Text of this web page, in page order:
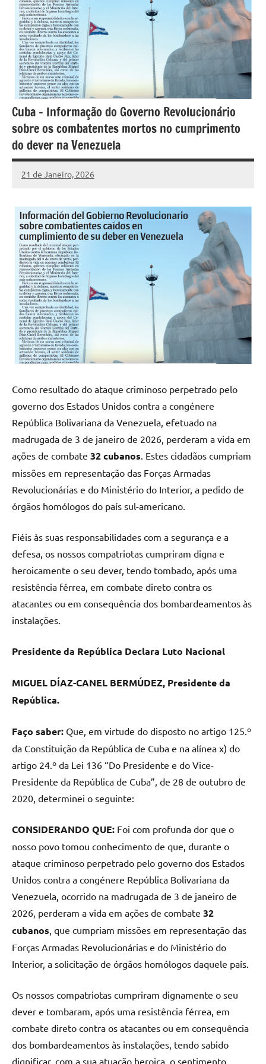
Cuba – Informação do Governo Revolucionário
sobre os combatentes mortos no cumprimento
do dever na Venezuela
21 de Janeiro, 2026
Pedro
Como resultado do ataque criminoso perpetrado pelo
governo dos Estados Unidos contra a congénere
República Bolivariana da Venezuela, efetuado na
madrugada de 3 de janeiro de 2026, perderam a vida em
ações de combate 32 cubanos . Estes cidadãos cumpriam
missões em representação das Forças Armadas
Revolucionárias e do Ministério do Interior, a pedido de
órgãos homólogos do país sul-americano.
Fiéis às suas responsabilidades com a segurança e a
defesa, os nossos compatriotas cumpriram digna e
heroicamente o seu dever, tendo tombado, após uma
resistência férrea, em combate direto contra os
atacantes ou em consequência dos bombardeamentos às
instalações.
Presidente da República Declara Luto Nacional
MIGUEL DÍAZ-CANEL BERMÚDEZ, Presidente da
República.
Faço saber: Que, em virtude do disposto no artigo 125.º
da Constituição da República de Cuba e na alínea x) do
artigo 24.º da Lei 136 “Do Presidente e do Vice-
Presidente da República de Cuba”, de 28 de outubro de
2020, determinei o seguinte:
CONSIDERANDO QUE: Foi com profunda dor que o
nosso povo tomou conhecimento de que, durante o
ataque criminoso perpetrado pelo governo dos Estados
Unidos contra a congénere República Bolivariana da
Venezuela, ocorrido na madrugada de 3 de janeiro de
2026, perderam a vida em ações de combate 32
cubanos , que cumpriam missões em representação das
Forças Armadas Revolucionárias e do Ministério do
Interior, a solicitação de órgãos homólogos daquele país.
Os nossos compatriotas cumpriram dignamente o seu
dever e tombaram, após uma resistência férrea, em
combate direto contra os atacantes ou em consequência
dos bombardeamentos às instalações, tendo sabido
dignificar, com a sua atuação heroica, o sentimento